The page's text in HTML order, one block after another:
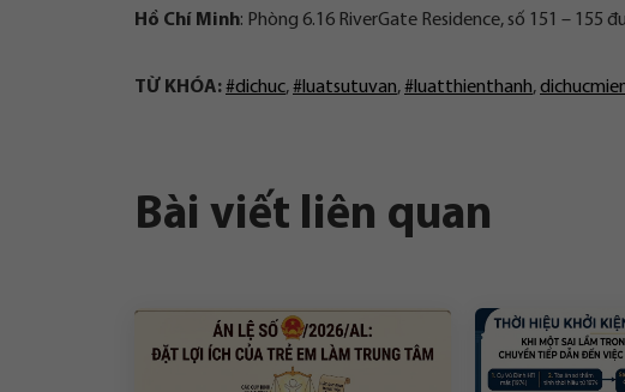
Hồ Chí Minh: Phòng 6.16 RiverGate Residence, số 151 – 155
TỪ KHÓA:#dichuc,#luatsutuvan,#luatthienthanh,
Bài viết liên quan